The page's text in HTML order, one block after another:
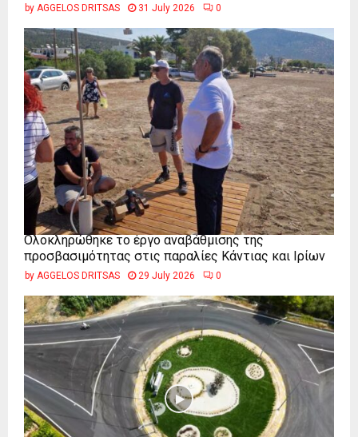
by AGGELOS DRITSAS 31 July 2026 0
Ολοκληρώθηκε το έργο αναβάθμισης της
προσβασιμότητας στις παραλίες Κάντιας και Ιρίων
by AGGELOS DRITSAS 29 July 2026 0